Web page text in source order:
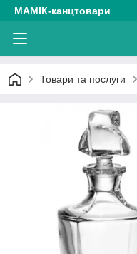
МАМІК-канцтовари
Товари та послуги